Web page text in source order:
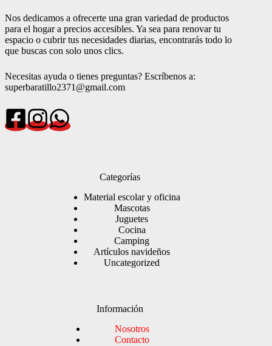
página
de
producto
Nos dedicamos a ofrecerte una gran variedad de productos
para el hogar a precios accesibles. Ya sea para renovar tu
espacio o cubrir tus necesidades diarias, encontrarás todo lo
que buscas con solo unos clics.
Necesitas ayuda o tienes preguntas? Escríbenos a:
superbaratillo2371@gmail.com
Categorías
Material escolar y oficina
Mascotas
Juguetes
Cocina
Camping
Artículos navideños
Uncategorized
Información
Nosotros
Contacto